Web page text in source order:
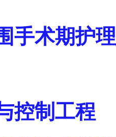
手术期护
控制工程